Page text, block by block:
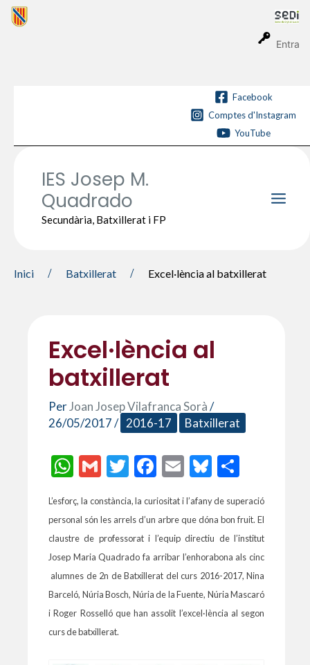
Entra
Vés
Facebook
Comptes d'Instagram
YouTube
IES Josep M.
Quadrado
Secundària, Batxillerat i FP
Inici Batxillerat Excel·lència al batxillerat
Excel·lència al
batxillerat
PerJoan Josep Vilafranca Sorà/
26/05/2017/ 2016-17 Batxillerat
W
at
s
A
p
p
G
ai
l
T
itt
er
F
e
b
o
o
k
E
ai
l
Bl
es
ky
m
p
ar
te
ix
L’esforç, la constància, la curiositat i l’afany de superació
personal són les arrels d’un arbre que dóna bon fruit. El
claustre de professorat i l’equip directiu de l’institut
Josep Maria Quadrado fa arribar l’enhorabona als cinc
alumnes de 2n de Batxillerat del curs 2016-2017, Nina
Barceló, Núria Bosch, Núria de la Fuente, Núria Mascaró
i Roger Rosselló que han assolit l’excel·lència al segon
curs de batxillerat.